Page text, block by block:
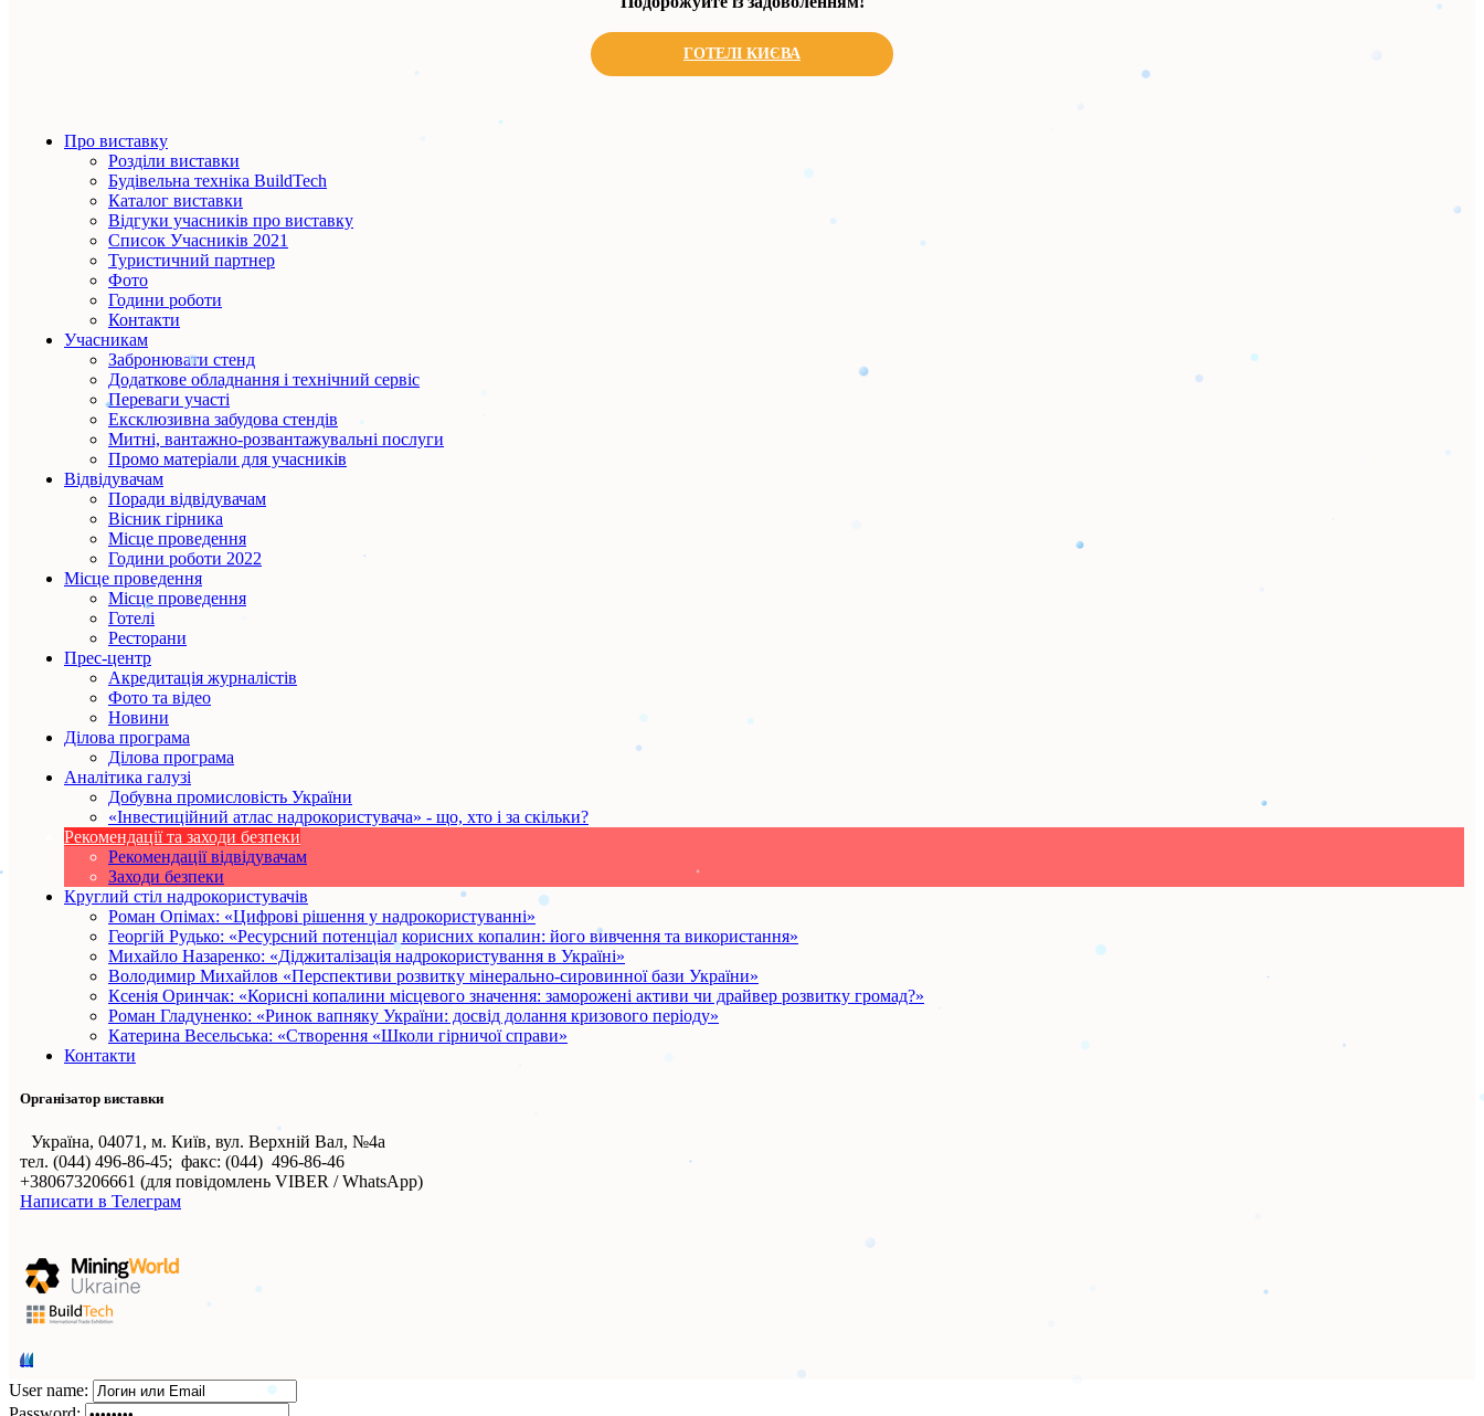
ГОТЕЛІ КИЄВА
Про виставку
Розділи виставки
Будівельна техніка BuildTech
Каталог виставки
Відгуки учасників про виставку
Список Учасників 2021
Туристичний партнер
Фото
Години роботи
Контакти
Учасникам
Забронювати стенд
Додаткове обладнання і технічний сервіс
Переваги участі
Ексклюзивна забудова стендів
Митні, вантажно-розвантажувальні послуги
Промо матеріали для учасників
Відвідувачам
Поради відвідувачам
Вісник гірника
Місце проведення
Години роботи 2022
Місце проведення
Місце проведення
Готелі
Ресторани
Прес-центр
Акредитація журналістів
Фото та відео
Новини
Ділова програма
Ділова програма
Аналітика галузі
Добувна промисловість України
«Інвестиційний атлас надрокористувача» - що, хто і за скільки?
Рекомендації та заходи безпеки
Рекомендації відвідувачам
Заходи безпеки
Круглий стіл надрокористувачів
Роман Опімах: «Цифрові рішення у надрокористуванні»
Георгій Рудько: «Ресурсний потенціал корисних копалин: його вивчення та використання»
Михайло Назаренко: «Діджиталізація надрокористування в Україні»
Володимир Михайлов «Перспективи розвитку мінерально-сировинної бази України»
Ксенія Оринчак: «Корисні копалини місцевого значення: заморожені активи чи драйвер розвитку громад?»
Роман Гладуненко: «Ринок вапняку України: досвід долання кризового періоду»
Катерина Весельська: «Створення «Школи гірничої справи»
Контакти
Організатор виставки
Україна, 04071, м. Київ, вул. Верхній Вал, №4а
тел. (044) 496-86-45; факс: (044) 496-86-46
+380673206661 (для повідомлень VIBER / WhatsApp)
Написати в Телеграм
User name: